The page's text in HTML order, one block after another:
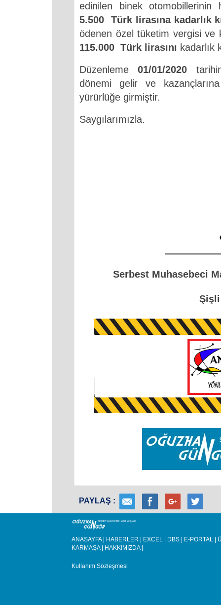
edinilen binek
5.500 Türk
lirasına kadarlık
ödenen özel tüketim vergisi ve
115.000 Türk lirasını kadarlık
Düzenleme01/01/2020
dönemi gelir ve
yürürlüğe girmiştir.
Saygılarımızla.
Serbest Muhasebeci
Şişli
PAYLAŞ :
ANASAYFA| HABERLER | EXCEL | DBS | E-PORTAL |
KARMAŞA| HAKKIMIZDA|
Kullanım Sözleşmesi